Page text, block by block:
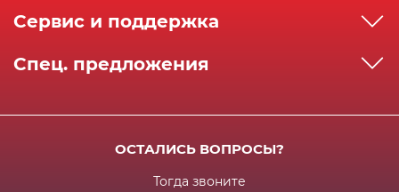
Сервисный центр
Сервис и поддержка
Доставка
Возрат и гарантия
Спец. предложения
ОСТАЛИСЬ ВОПРОСЫ?
Тогда звоните